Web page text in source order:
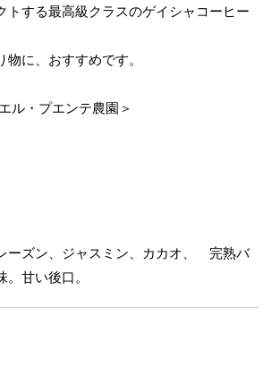
トする最高級クラスのゲイシャコーヒー
物に、おすすめです。
ル・プエンテ農園＞
ーズン、ジャスミン、カカオ、 完熟バ
甘い後口。